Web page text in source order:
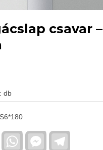
csavar –
db
Email WhatsAppFacebook
Messenger